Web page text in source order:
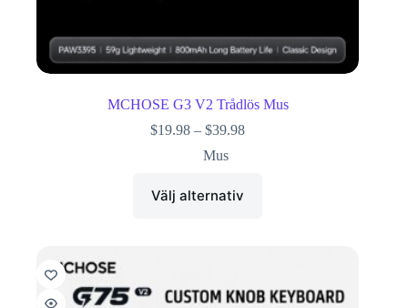
MCHOSE G3 V2 Trådlös Mus
$19.98 – $39.98
Mus
Välj alternativ